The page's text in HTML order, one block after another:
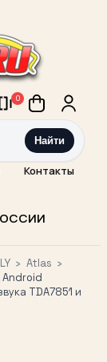
0
Найти
Контакты
› Atlas ›
Android
TDA7851 и